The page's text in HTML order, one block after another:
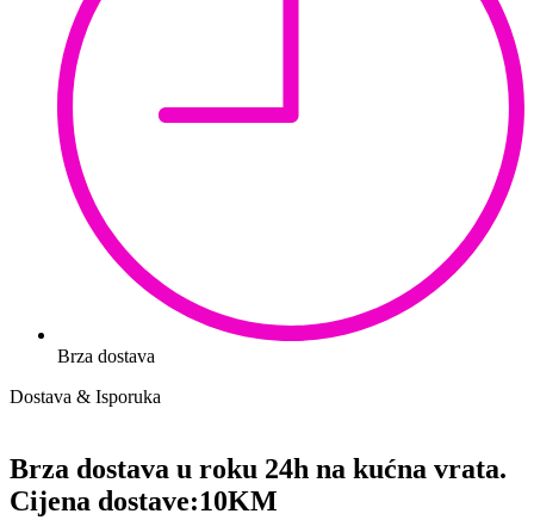
Brza dostava
Dostava & Isporuka
Brza dostava u roku 24h na kućna vrata.
Cijena dostave:10KM